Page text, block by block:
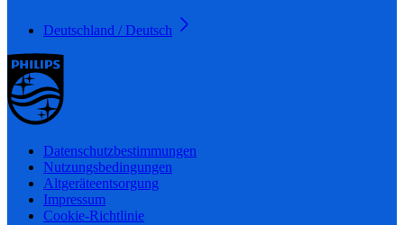
Deutschland / Deutsch
Datenschutzbestimmungen
Nutzungsbedingungen
Altgeräteentsorgung
Impressum
Cookie-Richtlinie